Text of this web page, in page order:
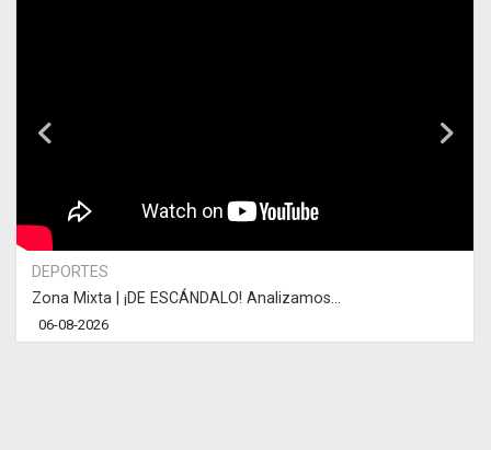
DEPORTES
Zona Mixta | ¡DE ESCÁNDALO! Analizamos...
06-08-2026